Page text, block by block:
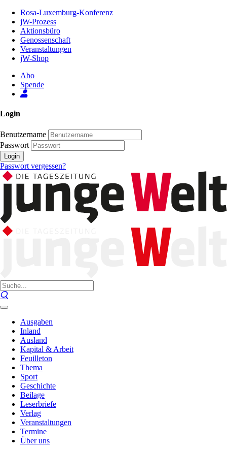
Inhalt
Seite
Rosa-Luxemburg-Konferenz
jW-Prozess
Aktionsbüro
Genossenschaft
Veranstaltungen
jW-Shop
Abo
Spende
Login
Benutzername
Passwort
Login
Passwort vergessen?
Ausgaben
Inland
Ausland
Kapital & Arbeit
Feuilleton
Thema
Sport
Geschichte
Beilage
Leserbriefe
Verlag
Veranstaltungen
Termine
Über uns